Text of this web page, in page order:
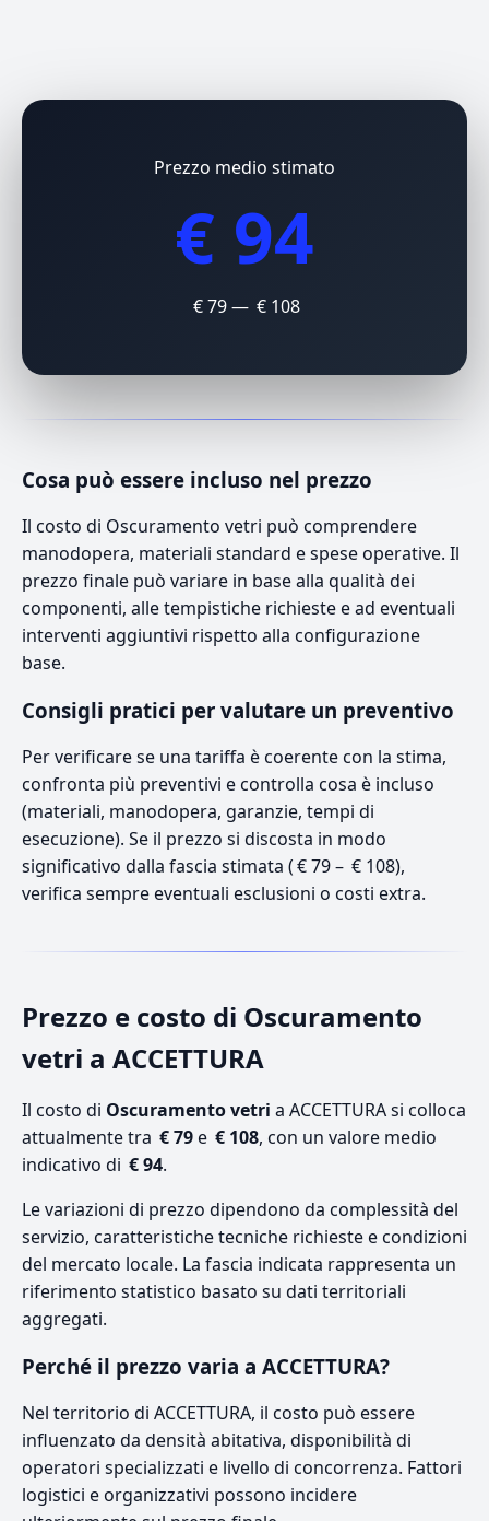
Prezzo medio stimato
€ 94
€ 79 — € 108
Cosa può essere incluso nel prezzo
Il costo di Oscuramento vetri può comprendere
manodopera, materiali standard e spese operative. Il
prezzo finale può variare in base alla qualità dei
componenti, alle tempistiche richieste e ad eventuali
interventi aggiuntivi rispetto alla configurazione
base.
Consigli pratici per valutare un preventivo
Per verificare se una tariffa è coerente con la stima,
confronta più preventivi e controlla cosa è incluso
(materiali, manodopera, garanzie, tempi di
esecuzione). Se il prezzo si discosta in modo
significativo dalla fascia stimata ( € 79 – € 108),
verifica sempre eventuali esclusioni o costi extra.
Prezzo e costo di Oscuramento
vetri a ACCETTURA
Il costo di Oscuramento vetri a ACCETTURA si colloca
attualmente tra € 79e € 108, con un valore medio
indicativo di € 94.
Le variazioni di prezzo dipendono da complessità del
servizio, caratteristiche tecniche richieste e condizioni
del mercato locale. La fascia indicata rappresenta un
riferimento statistico basato su dati territoriali
aggregati.
Perché il prezzo varia a ACCETTURA?
Nel territorio di ACCETTURA, il costo può essere
influenzato da densità abitativa, disponibilità di
operatori specializzati e livello di concorrenza. Fattori
logistici e organizzativi possono incidere